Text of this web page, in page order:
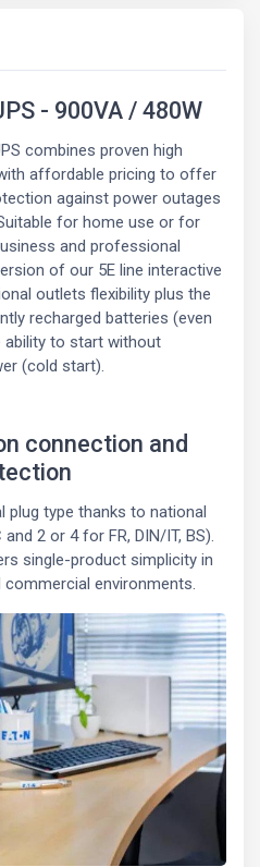
- 900VA / 480W
combines proven high
affordable pricing to offer
against power outages
for home use or for
and professional
of our 5E line interactive
outlets flexibility plus the
recharged batteries (even
to start without
(cold start).
connection and
type thanks to national
2 or 4 for FR, DIN/IT, BS).
single-product simplicity in
environments.